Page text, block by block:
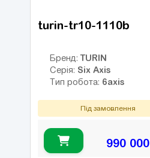
turin-tr10-1110b
Бренд:TURIN
Серія: Six Axis
Тип робота: 6axis
Під замовлення
990 000